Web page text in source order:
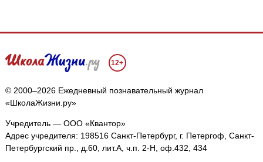
12+
© 2000–2026 Ежедневный познавательный журнал
«ШколаЖизни.ру»
Учредитель — ООО «Квантор»
Адрес учредителя: 198516 Санкт-Петербург, г. Петергоф, Санкт-
Петербургский пр., д.60, лит.А, ч.п. 2-Н, оф.432, 434